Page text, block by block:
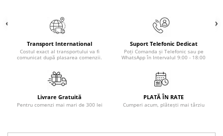
Literatura Romana
Poezie
Romane de dragoste, Carti
Senzatii/Dragoste
Transport International
Costul exact al transportului va fi
comunicat după plasarea comenzii.
Suport Telefonic Dedicat
Poți Comanda și Telefonic sau pe
WhatsApp în Intervalul 9:00 - 18:00
Livrare Gratuită
Pentru comenzi mai mari de 300 lei
PLATĂ ÎN RATE
Cumperi acum, plătești mai târziu